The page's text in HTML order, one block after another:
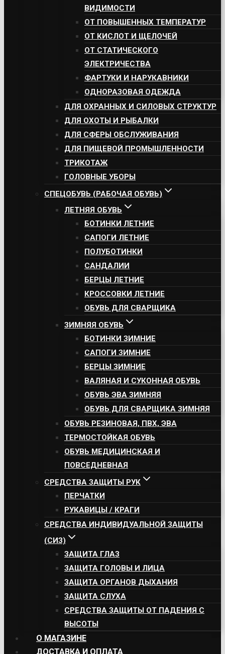
ВИДИМОСТИ
ОТ ПОВЫШЕННЫХ ТЕМПЕРАТУР
ОТ КИСЛОТ И ЩЕЛОЧЕЙ
ОТ СТАТИЧЕСКОГО
ЭЛЕКТРИЧЕСТВА
ФАРТУКИ И НАРУКАВНИКИ
ОДНОРАЗОВАЯ ОДЕЖДА
ДЛЯ ОХРАННЫХ И СИЛОВЫХ СТРУКТУР
ДЛЯ ОХОТЫ И РЫБАЛКИ
ДЛЯ СФЕРЫ ОБСЛУЖИВАНИЯ
ДЛЯ ПИЩЕВОЙ ПРОМЫШЛЕННОСТИ
ТРИКОТАЖ
ГОЛОВНЫЕ УБОРЫ
СПЕЦОБУВЬ (РАБОЧАЯ ОБУВЬ)
ЛЕТНЯЯ ОБУВЬ
БОТИНКИ ЛЕТНИЕ
САПОГИ ЛЕТНИЕ
ПОЛУБОТИНКИ
САНДАЛИИ
БЕРЦЫ ЛЕТНИЕ
КРОССОВКИ ЛЕТНИЕ
ОБУВЬ ДЛЯ СВАРЩИКА
ЗИМНЯЯ ОБУВЬ
БОТИНКИ ЗИМНИЕ
САПОГИ ЗИМНИЕ
БЕРЦЫ ЗИМНИЕ
ВАЛЯНАЯ И СУКОННАЯ ОБУВЬ
ОБУВЬ ЭВА ЗИМНЯЯ
ОБУВЬ ДЛЯ СВАРЩИКА ЗИМНЯЯ
ОБУВЬ РЕЗИНОВАЯ, ПВХ, ЭВА
ТЕРМОСТОЙКАЯ ОБУВЬ
ОБУВЬ МЕДИЦИНСКАЯ И
ПОВСЕДНЕВНАЯ
СРЕДСТВА ЗАЩИТЫ РУК
ПЕРЧАТКИ
РУКАВИЦЫ / КРАГИ
СРЕДСТВА ИНДИВИДУАЛЬНОЙ ЗАЩИТЫ
(СИЗ)
ЗАЩИТА ГЛАЗ
ЗАЩИТА ГОЛОВЫ И ЛИЦА
ЗАЩИТА ОРГАНОВ ДЫХАНИЯ
ЗАЩИТА СЛУХА
СРЕДСТВА ЗАЩИТЫ ОТ ПАДЕНИЯ С
ВЫСОТЫ
О МАГАЗИНЕ
ДОСТАВКА И ОПЛАТА